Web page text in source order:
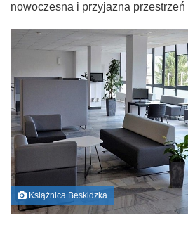
nowoczesna i przyjazna
Książnica Beskidzka